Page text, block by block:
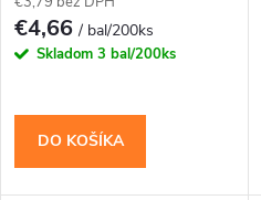
€4,66/ bal/200ks
Skladom 3 bal/200ks
DO KOŠÍKA